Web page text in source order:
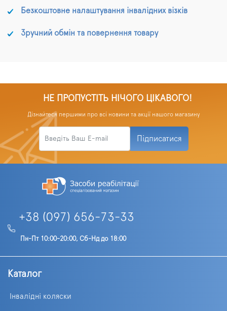
підвищують видимість у
Безкоштовне налаштування інвалідних візків
Зручний обмін та повернення товару
НЕ ПРОПУСТІТЬ НІЧОГО ЦІКАВОГО!
Дізнайтеся першими про всі новини та акції нашого магазину
Підписатися
+38 (097) 656-73-33
Пн-Пт 10:00-20:00, Сб-Нд до 18:00
Каталог
Інвалідні коляски